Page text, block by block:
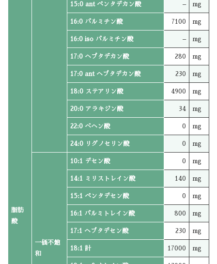
脂肪
酸
15:0 ant ペンタデカン酸 – mg
16:0 パルミチン酸 7100 mg
16:0 iso パルミチン酸 – mg
17:0 ヘプタデカン酸 280 mg
17:0 ant ヘプタデカン酸 230 mg
18:0 ステアリン酸 4900 mg
20:0 アラキジン酸 34 mg
22:0 ベヘン酸 0 mg
24:0 リグノセリン酸 0 mg
一価不飽
和
10:1 デセン酸 0 mg
14:1 ミリストレイン酸 140 mg
15:1 ペンタデセン酸 0 mg
16:1 パルミトレイン酸 800 mg
17:1 ヘプタデセン酸 230 mg
18:1 計 17000 mg